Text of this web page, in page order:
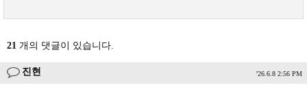
21 개의 댓글이 있습니다.
진현 '26.6.8 2:56 PM